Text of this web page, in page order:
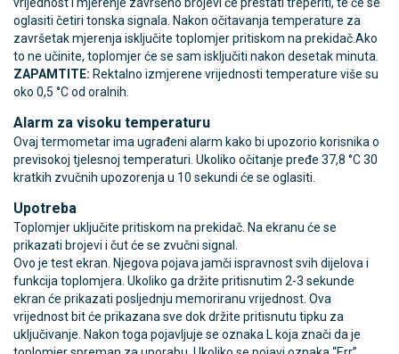
vrijednost i mjerenje završeno brojevi će prestati treperiti, te će se
oglasiti četiri tonska signala. Nakon očitavanja temperature za
završetak mjerenja isključite toplomjer pritiskom na prekidač.Ako
to ne učinite, toplomjer će se sam isključiti nakon desetak minuta.
ZAPAMTITE: Rektalno izmjerene vrijednosti temperature više su
oko 0,5 °C od oralnih.
Alarm za visoku temperaturu
Ovaj termometar ima ugrađeni alarm kako bi upozorio korisnika o
previsokoj tjelesnoj temperaturi. Ukoliko očitanje pređe 37,8 °C 30
kratkih zvučnih upozorenja u 10 sekundi će se oglasiti.
Upotreba
Toplomjer uključite pritiskom na prekidač. Na ekranu će se
prikazati brojevi i čut će se zvučni signal.
Ovo je test ekran. Njegova pojava jamči ispravnost svih dijelova i
funkcija toplomjera. Ukoliko ga držite pritisnutim 2-3 sekunde
ekran će prikazati posljednju memoriranu vrijednost. Ova
vrijednost bit će prikazana sve dok držite pritisnutu tipku za
uključivanje. Nakon toga pojavljuje se oznaka L koja znači da je